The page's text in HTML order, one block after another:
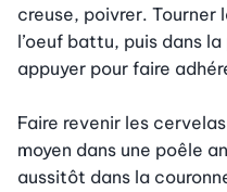
creuse, poivrer. Tourner
l’oeuf battu, puis dans
appuyer pour faire
Faire revenir les
moyen dans une poêle
aussitôt dans la